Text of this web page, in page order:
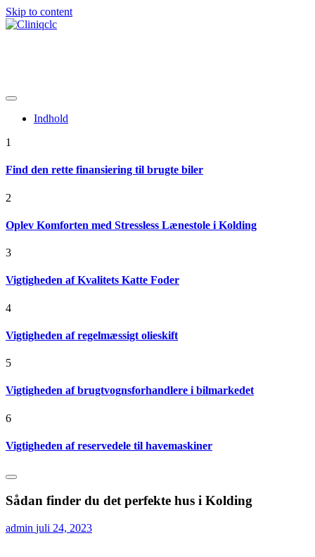
Skip to content
Indhold
1
Find den rette finansiering til brugte biler
2
Oplev Komforten med Stressless Lænestole i Kolding
3
Vigtigheden af Kvalitets Katte Foder
4
Vigtigheden af regelmæssigt olieskift
5
Vigtigheden af brugtvognsforhandlere i bilmarkedet
6
Vigtigheden af reservedele til havemaskiner
Sådan finder du det perfekte hus i Kolding
admin juli 24, 2023